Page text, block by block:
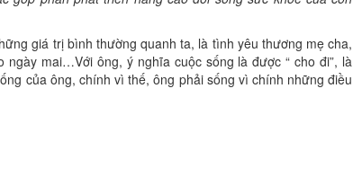
giá trị bình thường quanh ta, là tình yêu thương mẹ cha,
mai…Với ông, ý nghĩa cuộc sống là được “ cho đi”, là
của ông, chính vì thế, ông phải sống vì chính những điều